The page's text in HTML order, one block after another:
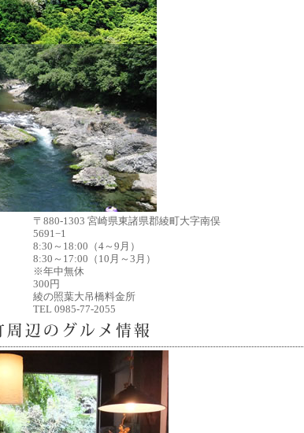
〒880-1303 宮崎県東諸県郡綾町大字南俣
5691−1
8:30～18:00（4～9月）
8:30～17:00（10月～3月）
※年中無休
300円
綾の照葉大吊橋料金所
TEL 0985-77-2055